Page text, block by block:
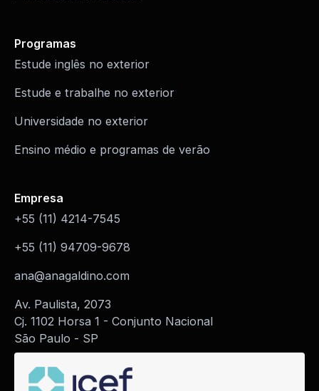
Programas
Estude inglês no exterior
Estude e trabalhe no exterior
Universidade no exterior
Ensino médio e programas de verão
Empresa
+55 (11) 4214-7545
+55 (11) 94709-9678
ana@anagaldino.com
Av. Paulista, 2073
Cj. 1102 Horsa 1 - Conjunto Nacional
São Paulo - SP